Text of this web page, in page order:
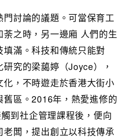
門討論的議題。可當保育工
之時，另一邊廂 人們的生
滿。科技和傳統只能對
究的梁藹婷（Joyce），
，不時遊走於香港大街小
區。2016年，熱愛進修的
到社企管理課程後，便向
闆，提出創立以科技傳承